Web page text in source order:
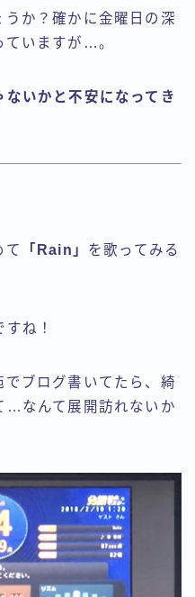
か？確かに金曜日の深
ていますが…。
いかと不安になってき
て 「Rain」 を歌ってみる
ね！
ブログ書いてたら、綺
…なんて展開訪れないか